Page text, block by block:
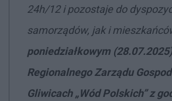
24h/12 i pozostaje do
samorządów, jak i
poniedziałkowym
Regionalnego Zarządu
Gliwicach „Wód Polskich” z